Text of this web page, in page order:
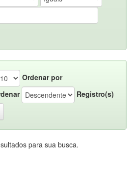
Ordenar por
Registro(s)
para sua busca.